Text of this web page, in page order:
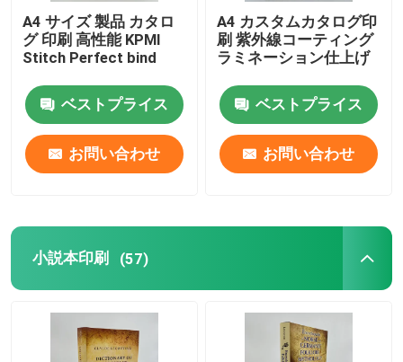
タロット カード 印刷
子供 の 本 の 印刷
カスタムカタログ印刷
ハードカバー アート 本 印刷
カレンダー印刷サービス
A4 サイズ 製品 カタロ
グ 印刷 高性能 KPMI
Stitch Perfect bind
ベストプライス
お問い合わせ
A4 カスタムカタログ印
刷 紫外線コーティング
ラミネーション仕上げ
ベストプライス
お問い合わせ
小説本印刷 (57)